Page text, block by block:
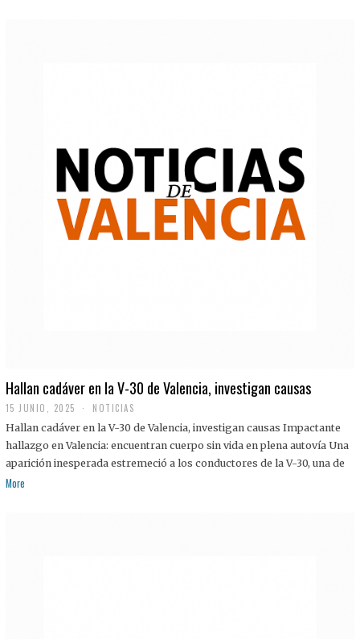
Hallan cadáver en la V-30 de Valencia, investigan causas
15 JUNIO, 2025 NOTICIAS
Hallan cadáver en la V-30 de Valencia, investigan causas Impactante
hallazgo en Valencia: encuentran cuerpo sin vida en plena autovía Una
aparición inesperada estremeció a los conductores de la V-30, una de
More